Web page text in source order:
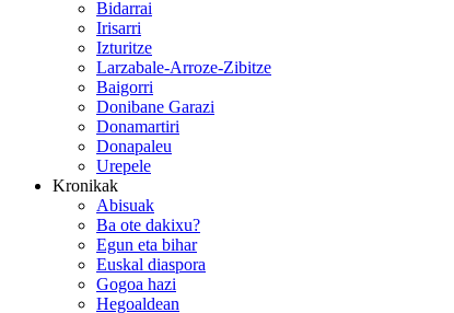
Bidarrai
Irisarri
Izturitze
Larzabale-Arroze-Zibitze
Baigorri
Donibane Garazi
Donamartiri
Donapaleu
Urepele
Kronikak
Abisuak
Ba ote dakixu?
Egun eta bihar
Euskal diaspora
Gogoa hazi
Hegoaldean